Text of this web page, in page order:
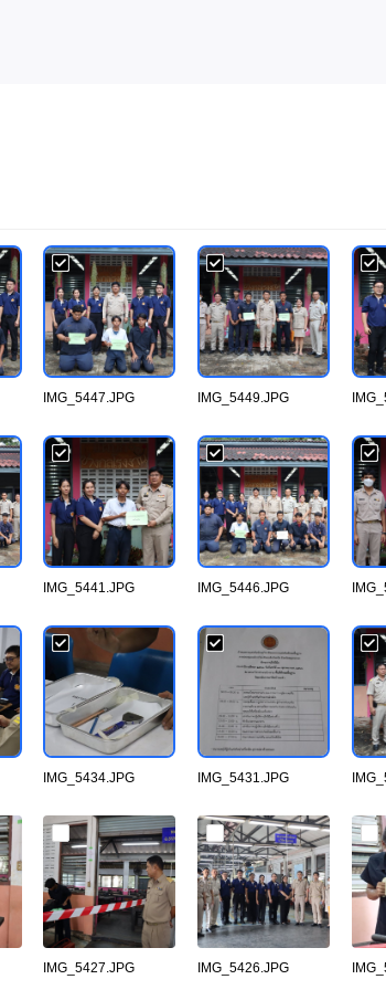
IMG_5447.JPG IMG_5449.JPG
IMG_5441.JPG IMG_5446.JPG
IMG_5434.JPG IMG_5431.JPG
IMG_5427.JPG IMG_5426.JPG